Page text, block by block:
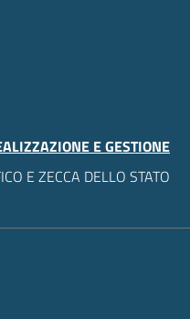
E GESTIONE
E ZECCA DELLO STATO